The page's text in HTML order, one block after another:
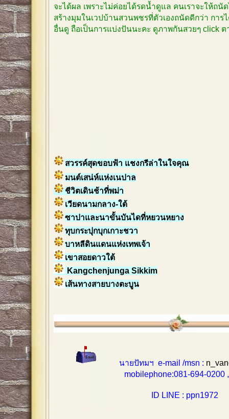
จะได้ผล เพราะไม่ค่อยได้รดน้ำดูแล คนเราจะให้ถนั
สร้างมุมในเวปบ้านสวนพชรที่ตัวเองถนัดดีกว่า การ
อื่นดู ถือเป็นการแบ่งปันนะคะ ดูภาพกันสวยๆ click ต
สวรรค์สุดขอบฟ้า แชงกรีล่าในใจคุณ
มนต์เสน่ห์แห่งเนปาล
ชีวิตเดินช้าที่พม่า
เวียดนามกลาง-ใต้
ซาปาและนาขั้นบันไดที่หยวนหยาง
ทุบกระปุกบุกเกาะชวา
บาหลีดินแดนแห่งเทพเจ้า
เขาสอยดาวใต้
Kangchenjunga Sikkim
เส้นทางสายบางตะบูน
นายปัทมฯ e-mail /msn :
mobilephone:081-694-0200 ,
ID LINE : ppn1972